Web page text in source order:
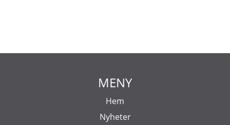
MENY
Hem
Nyheter